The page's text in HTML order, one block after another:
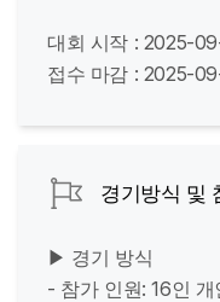
대회 시작 : 2025-
접수 마감 : 2025-
경기방식 및
▶ 경기 방식
- 참가 인원: 16인 개